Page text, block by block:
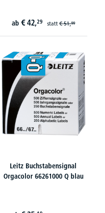
ab € 42,29 statt€ 51,99
Leitz Buchstabensignal
Orgacolor 66261000 Q blau